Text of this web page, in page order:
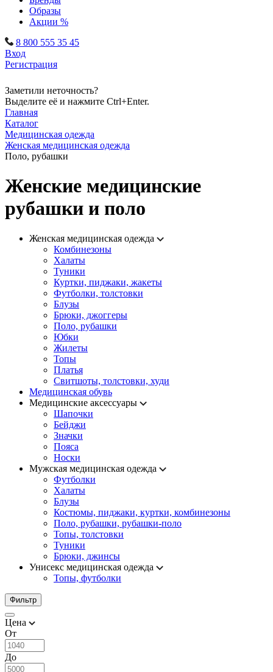
Образы
Акции %
8 800 555 35 45
Вход
Регистрация
Заметили неточность?
Выделите её и нажмите Ctrl+Enter.
Главная
Каталог
Медицинская одежда
Женская медицинская одежда
Поло, рубашки
Женские медицинские
рубашки и поло
Женская медицинская одежда
Комбинезоны
Халаты
Туники
Куртки, пиджаки, жакеты
Футболки, толстовки
Блузы
Брюки, джоггеры
Поло, рубашки
Юбки
Жилеты
Топы
Платья
Свитшоты, толстовки, худи
Медицинская обувь
Медицинские аксессуары
Шапочки
Бейджи
Значки
Пояса
Носки
Мужская медицинская одежда
Футболки
Халаты
Блузы
Костюмы, пиджаки, куртки, комбинезоны
Поло, рубашки, рубашки-поло
Топы, толстовки
Туники
Брюки, джинсы
Унисекс медицинская одежда
Топы, футболки
Фильтр
Цена
От
До